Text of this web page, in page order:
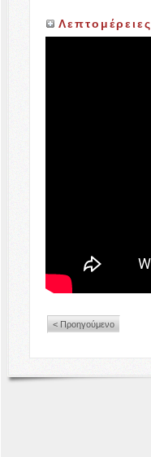
Λεπτομέρειες
< Προηγούμενο